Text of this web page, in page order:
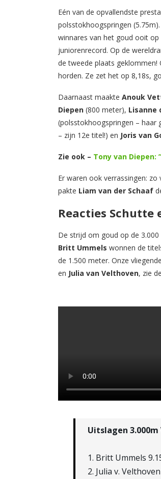
Eén van de opvallendste
polsstokhoogspringen
winnares van het goud ooit
juniorenrecord. Op de
de tweede plaats geklommen!
horden. Ze zet het op 8,18s,
Daarnaast maakte Anouk
Diepen (800 meter), Lisanne
(polsstokhoogspringen – haar
– zijn 12e titel!) en Joris van
Zie ook – Tony van
Er waren ook verrassingen: zo
pakte Liam van der Schaaf
Reacties Schutte
De strijd om goud op de
Britt Ummels wonnen de
de 1.500 meter. Onze
en Julia van Velthoven, zie
Uitslagen 3.000m
1. Britt Ummels
2. Julia v.